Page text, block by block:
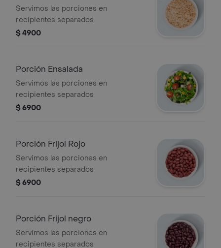
Servimos las porciones en
recipientes separados
$ 4900
Porción Ensalada
Servimos las porciones en
recipientes separados
$ 6900
Porción Frijol Rojo
Servimos las porciones en
recipientes separados
$ 6900
Porción Frijol negro
Servimos las porciones en
recipientes separados